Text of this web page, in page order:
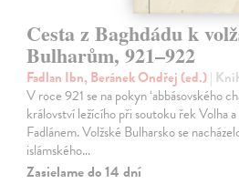
Cesta z Baghdádu k
Bulharům, 921–922
Fadlan Ibn, Beránek Ondřej (ed.)|
V roce 921 se na pokyn ‘abbásovského
království ležícího při soutoku řek Volha
Fadlánem. Volžské Bulharsko se
islámského…
Zasielame do 14 dní